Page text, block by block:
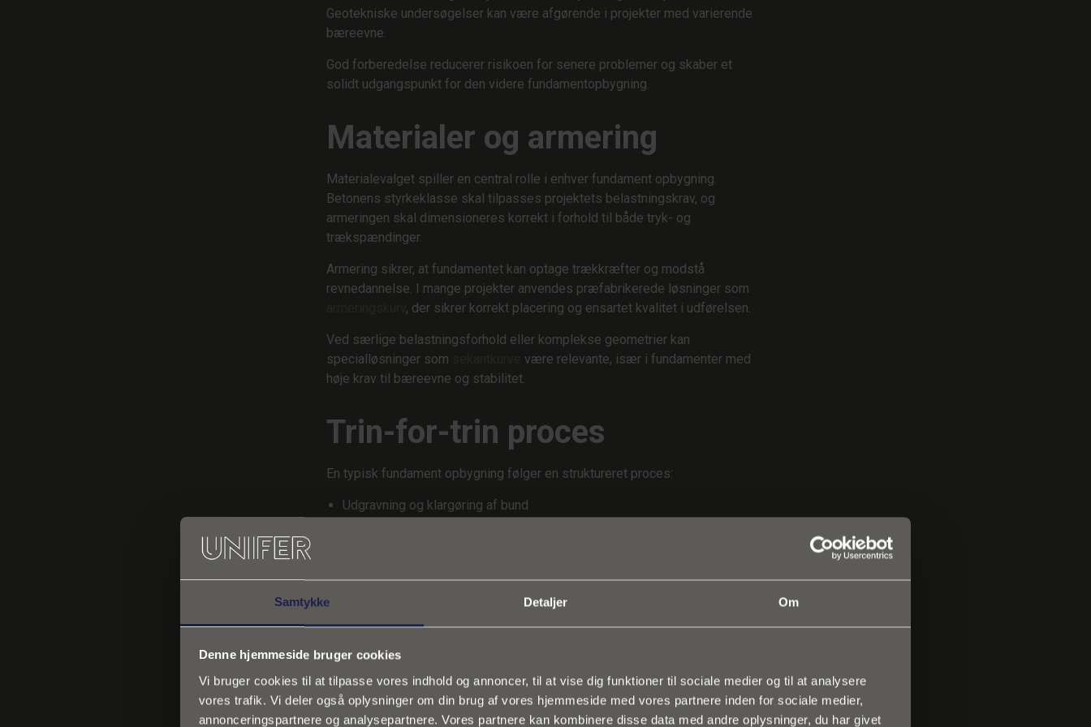
Samtykke Detaljer Om
Denne hjemmeside bruger cookies
Vi bruger cookies til at tilpasse vores indhold og annoncer, til at vise dig funktioner til sociale medier og til at analysere
vores trafik. Vi deler også oplysninger om din brug af vores hjemmeside med vores partnere inden for sociale medier,
annonceringspartnere og analysepartnere. Vores partnere kan kombinere disse data med andre oplysninger, du har givet
Geotekniske undersøgelser kan være afgørende i projekter med varierende
bæreevne.
God forberedelse reducerer risikoen for senere problemer og skaber et
solidt udgangspunkt for den videre fundamentopbygning.
Materialer og armering
Materialevalget spiller en central rolle i enhver fundament opbygning.
Betonens styrkeklasse skal tilpasses projektets belastningskrav, og
armeringen skal dimensioneres korrekt i forhold til både tryk- og
trækspændinger.
Armering sikrer, at fundamentet kan optage trækkræfter og modstå
revnedannelse. I mange projekter anvendes præfabrikerede løsninger som
, der sikrer korrekt placering og ensartet kvalitet i udførelsen.
Ved særlige belastningsforhold eller komplekse geometrier kan
specialløsninger som
være relevante, især i fundamenter med
høje krav til bæreevne og stabilitet.
Trin-for-trin proces
En typisk fundament opbygning følger en struktureret proces:
Udgravning og klargøring af bund
Kontrol af dæklag og afstand
Betonudstøbning og komprimering
Efterbehandling og hærdning
Særligt placeringen af armeringen er kritisk. Forkert dæklag eller
utilstrækkelig fastgørelse kan kompromittere konstruktionens styrke. Det er
derfor afgørende at sikre korrekt afstand og stabilisering inden udstøbning.